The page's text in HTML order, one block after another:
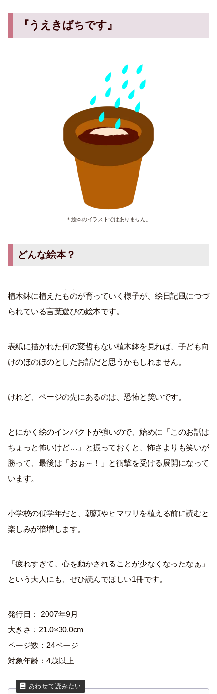
『うえきばちです』
＊絵本のイラストではありません。
どんな絵本？
植木鉢に植えた もの
・・
が育っていく様子が、絵日記風につづ
られている言葉遊びの絵本です。
表紙に描かれた何の変哲もない植木鉢を見れば、子ども向
けのほのぼのとしたお話だと思うかもしれません。
けれど、ページの先にあるのは、恐怖と笑いです。
とにかく絵のインパクトが強いので、始めに「このお話は
ちょっと怖いけど…」と振っておくと、怖さよりも笑いが
勝って、最後は「おぉ～！」と衝撃を受ける展開になって
います。
小学校の低学年だと、朝顔やヒマワリを植える前に読むと
楽しみが倍増します。
「疲れすぎて、心を動かされることが少なくなったなぁ」
という大人にも、ぜひ読んでほしい1冊です。
発行日： 2007年9月
大きさ：21.0×30.0cm
ページ数：24ページ
対象年齢：4歳以上